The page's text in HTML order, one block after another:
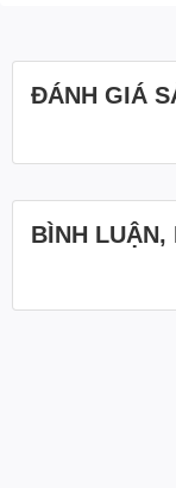
ĐÁNH GIÁ
BÌNH